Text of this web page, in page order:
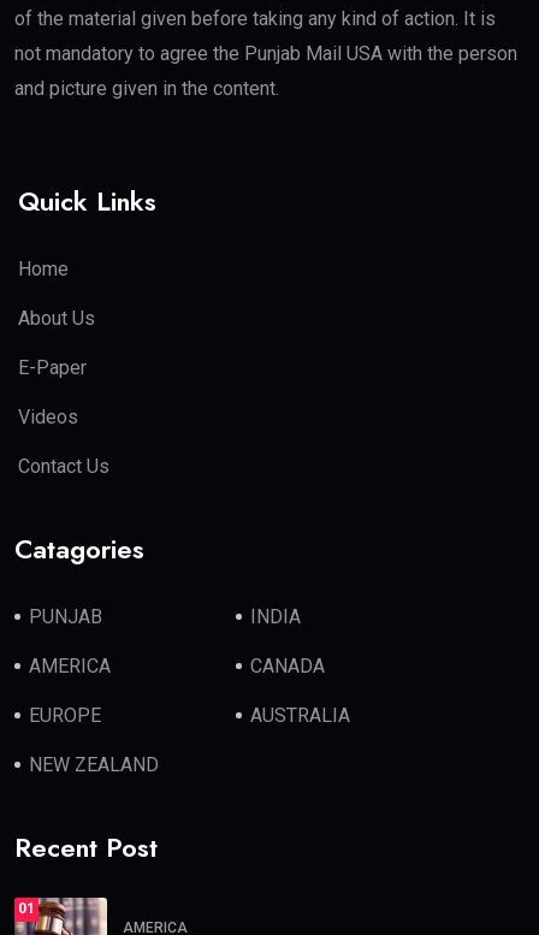
of the material given before taking any kind of action. It is
not mandatory to agree the Punjab Mail USA with the person
and picture given in the content.
Quick Links
Home
About Us
E-Paper
Videos
Contact Us
Catagories
PUNJAB INDIA
AMERICA CANADA
EUROPE AUSTRALIA
NEW ZEALAND
Recent Post
01
AMERICA